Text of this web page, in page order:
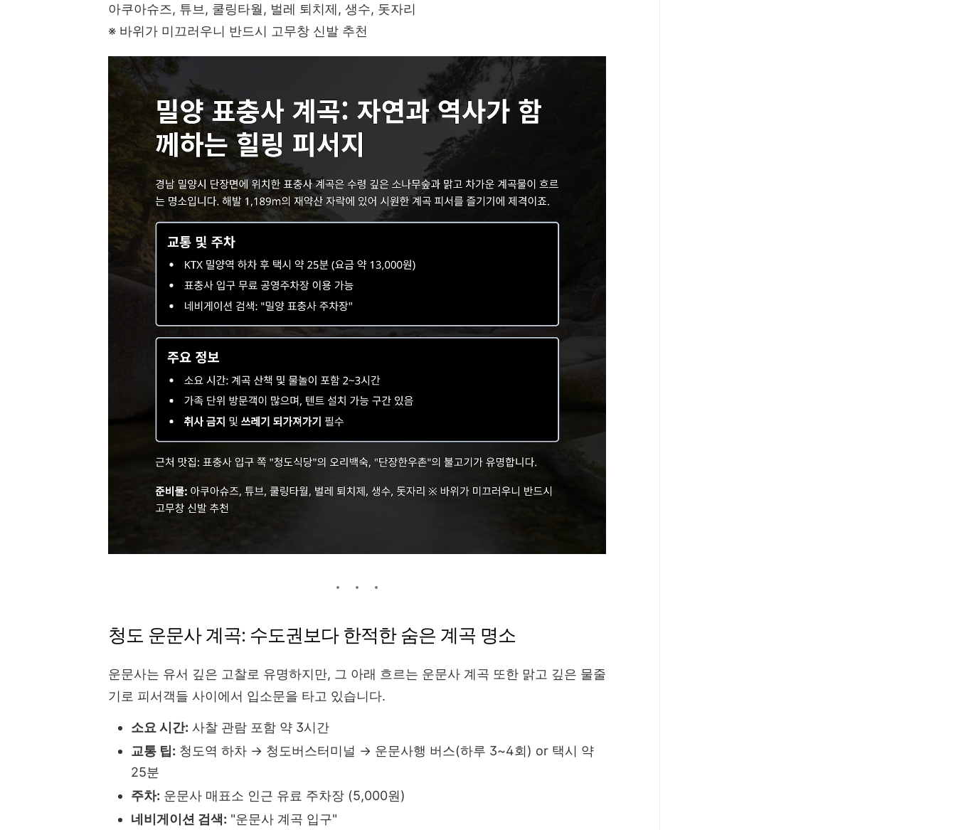
아쿠아슈즈, 튜브, 쿨링타월, 벌레 퇴치제, 생수, 돗자리
※ 바위가 미끄러우니 반드시 고무창 신발 추천
청도 운문사 계곡: 수도권보다 한적한 숨은 계곡 명소
운문사는 유서 깊은 고찰로 유명하지만, 그 아래 흐르는 운문사 계곡 또한 맑고 깊은 물줄
기로 피서객들 사이에서 입소문을 타고 있습니다.
소요 시간: 사찰 관람 포함 약 3시간
교통 팁: 청도역 하차 → 청도버스터미널 → 운문사행 버스(하루 3~4회) or 택시 약
25분
주차: 운문사 매표소 인근 유료 주차장 (5,000원)
네비게이션 검색: "운문사 계곡 입구"